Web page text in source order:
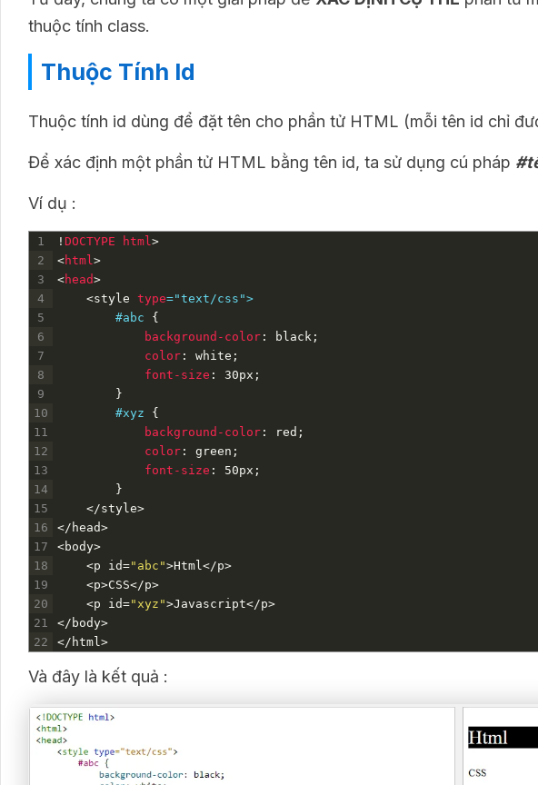
thuộc tính class.
Thuộc Tính Id
Thuộc tính id dùng để đặt tên cho phần tử HTML (mỗi tên id chỉ
Để xác định một phần tử HTML bằng tên id, ta sử dụng cú pháp
Ví dụ :
1
2
3
4
5
6
7
8
9
10
11
12
13
14
15
16
17
18
19
20
21
22
! DOCTYPE html>
<html>
<head>
<style type="text/css">
#abc {
background-color : black ;
color : white ;
font-size : 30px ;
}
#xyz {
background-color : red ;
color : green ;
font-size : 50px ;
}
</style>
</ head>
<body>
<p id="abc">Html</p>
<p>CSS</p>
<p id="xyz">Javascript</p>
</ body>
</ html>
Và đây là kết quả :